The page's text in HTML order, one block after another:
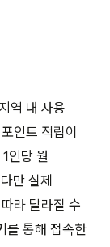
역 내 사용
인트 적립이
인당 월
만 실제
라 달라질 수
를 통해 접속한